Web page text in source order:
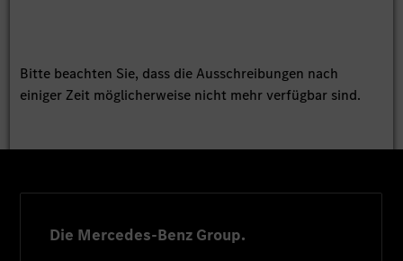
Bitte beachten Sie, dass die Ausschreibungen nach
einiger Zeit möglicherweise nicht mehr verfügbar sind.
Die Mercedes-Benz Group.